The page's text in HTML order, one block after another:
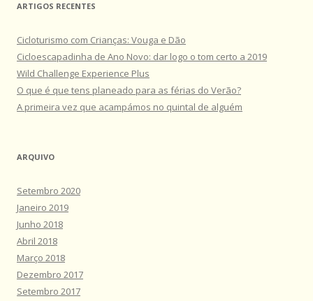
ARTIGOS RECENTES
Cicloturismo com Crianças: Vouga e Dão
Cicloescapadinha de Ano Novo: dar logo o tom certo a 2019
Wild Challenge Experience Plus
O que é que tens planeado para as férias do Verão?
A primeira vez que acampámos no quintal de alguém
ARQUIVO
Setembro 2020
Janeiro 2019
Junho 2018
Abril 2018
Março 2018
Dezembro 2017
Setembro 2017